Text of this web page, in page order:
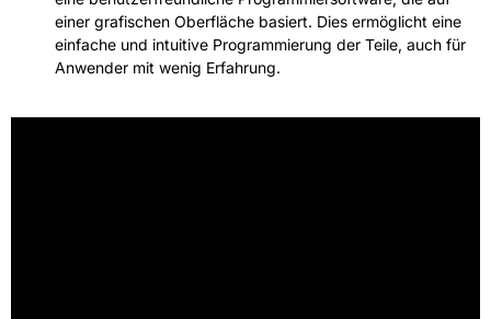
einer grafischen Oberfläche basiert. Dies ermöglicht eine
einfache und intuitive Programmierung der Teile, auch für
Anwender mit wenig Erfahrung.